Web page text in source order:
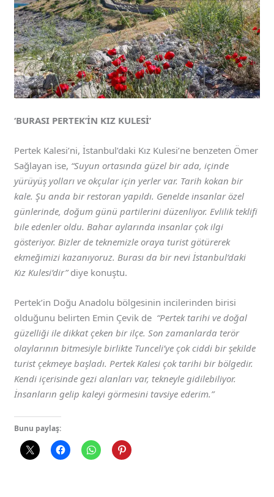
‘BURASI PERTEK’İN KIZ KULESİ’
Pertek Kalesi’ni, İstanbul’daki Kız Kulesi’ne benzeten Ömer
Sağlayan ise, “Suyun ortasında güzel bir ada, içinde
yürüyüş yolları ve okçular için yerler var. Tarih kokan bir
kale. Şu anda bir restoran yapıldı. Genelde insanlar özel
günlerinde, doğum günü partilerini düzenliyor. Evlilik teklifi
bile edenler oldu. Bahar aylarında insanlar çok ilgi
gösteriyor. Bizler de teknemizle oraya turist götürerek
ekmeğimizi kazanıyoruz. Burası da bir nevi İstanbul’daki
Kız Kulesi’dir”diye konuştu.
Pertek’in Doğu Anadolu bölgesinin incilerinden birisi
olduğunu belirten Emin Çevik de “Pertek tarihi ve doğal
güzelliği ile dikkat çeken bir ilçe. Son zamanlarda terör
olaylarının bitmesiyle birlikte Tunceli’ye çok ciddi bir şekilde
turist çekmeye başladı. Pertek Kalesi çok tarihi bir bölgedir.
Kendi içerisinde gezi alanları var, tekneyle gidilebiliyor.
İnsanların gelip kaleyi görmesini tavsiye ederim.”
Bunu paylaş: